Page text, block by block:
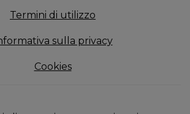
Termini di utilizzo
sulla privacy
Cookies